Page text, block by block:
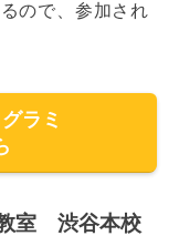
ので、参加され
ラミ
室 渋谷本校